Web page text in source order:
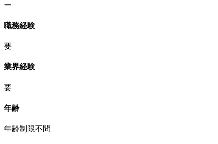
ー
職務経験
要
業界経験
要
年齢
年齢制限不問